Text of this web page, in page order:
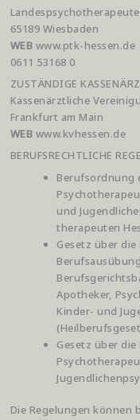
65189 Wiesbaden
WEB www.ptk-hessen.de
0611 53168 0
ZUSTÄNDIGE
Kassenärztliche
Frankfurt am Main
WEB www.kvhessen.de
BERUFSRECHTLICHE
Berufsordnung
und
therapeuten
Gesetz über
Apotheker,
Kinder- und
Gesetz über
Die Regelungen können